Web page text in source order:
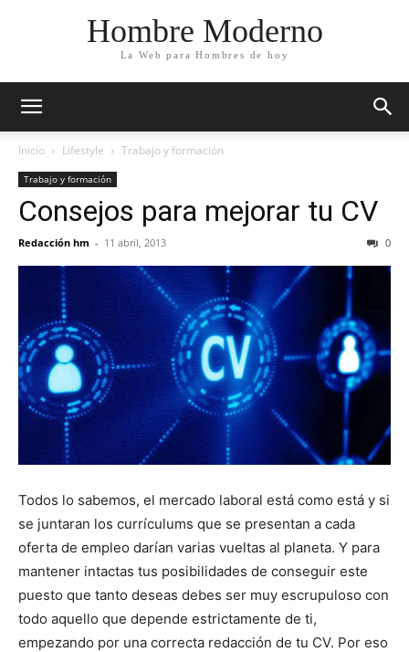
Hombre Moderno
La Web para Hombres de hoy
Inicio Lifestyle Trabajo y formación
Trabajo y formación
Consejos para mejorar tu CV
Redacción hm - 11 abril, 2013 0
Todos lo sabemos, el mercado laboral está como está y si
se juntaran los currículums que se presentan a cada
oferta de empleo darían varias vueltas al planeta. Y para
mantener intactas tus posibilidades de conseguir este
puesto que tanto deseas debes ser muy escrupuloso con
todo aquello que depende estrictamente de ti,
empezando por una correcta redacción de tu CV. Por eso